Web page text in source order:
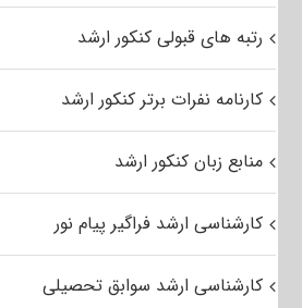
رتبه های قبولی کنکور ارشد
کارنامه نفرات برتر کنکور ارشد
منابع زبان کنکور ارشد
کارشناسی ارشد فراگیر پیام نور
کارشناسی ارشد سوابق تحصیلی